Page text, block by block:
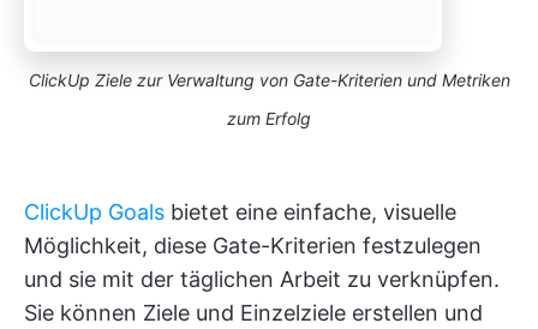
ClickUp Ziele zur Verwaltung von Gate-Kriterien und Metriken
zum Erfolg
ClickUp Goals bietet eine einfache, visuelle
Möglichkeit, diese Gate-Kriterien festzulegen
und sie mit der täglichen Arbeit zu verknüpfen.
Sie können Ziele und Einzelziele erstellen und